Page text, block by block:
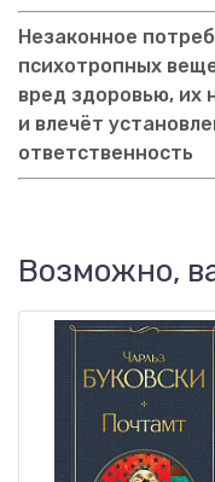
Незаконное
психотропных
вред здоровью, их
и влечёт
ответственность
Возможно,